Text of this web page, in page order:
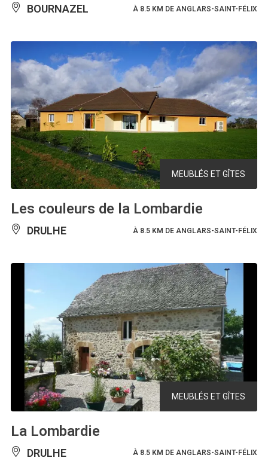
BOURNAZEL À 8.5 KM DE ANGLARS-SAINT-FÉLIX
MEUBLÉS ET GÎTES
Les couleurs de la Lombardie
DRULHE À 8.5 KM DE ANGLARS-SAINT-FÉLIX
MEUBLÉS ET GÎTES
La Lombardie
DRULHE À 8.5 KM DE ANGLARS-SAINT-FÉLIX